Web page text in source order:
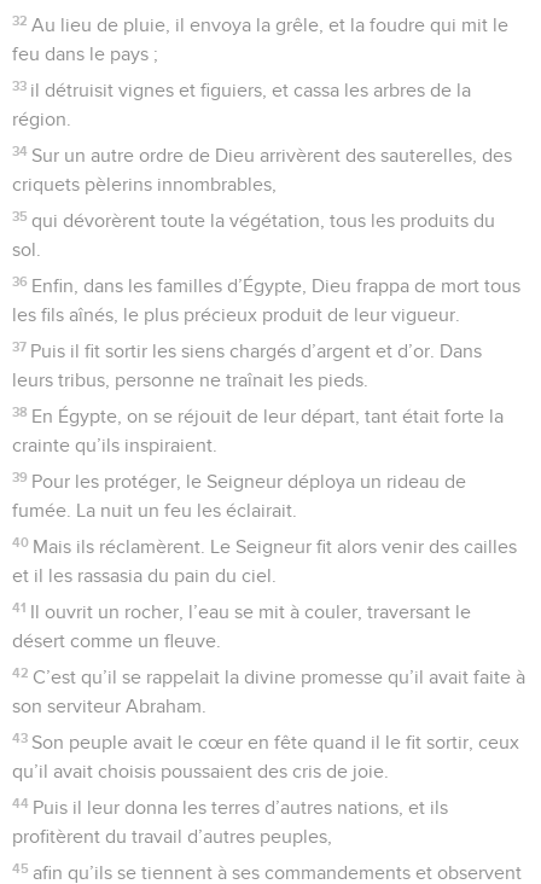
32 Au lieu de pluie, il envoya la grêle, et la foudre qui mit le
feu dans le pays ;
33 il détruisit vignes et figuiers, et cassa les arbres de la
région.
34 Sur un autre ordre de Dieu arrivèrent des sauterelles, des
criquets pèlerins innombrables,
35 qui dévorèrent toute la végétation, tous les produits du
sol.
36 Enfin, dans les familles d’Égypte, Dieu frappa de mort tous
les fils aînés, le plus précieux produit de leur vigueur.
37 Puis il fit sortir les siens chargés d’argent et d’or. Dans
leurs tribus, personne ne traînait les pieds.
38 En Égypte, on se réjouit de leur départ, tant était forte la
crainte qu’ils inspiraient.
39 Pour les protéger, le Seigneur déploya un rideau de
fumée. La nuit un feu les éclairait.
40 Mais ils réclamèrent. Le Seigneur fit alors venir des cailles
et il les rassasia du pain du ciel.
41 Il ouvrit un rocher, l’eau se mit à couler, traversant le
désert comme un fleuve.
42 C’est qu’il se rappelait la divine promesse qu’il avait faite à
son serviteur Abraham.
43 Son peuple avait le cœur en fête quand il le fit sortir, ceux
qu’il avait choisis poussaient des cris de joie.
44 Puis il leur donna les terres d’autres nations, et ils
profitèrent du travail d’autres peuples,
45 afin qu’ils se tiennent à ses commandements et observent